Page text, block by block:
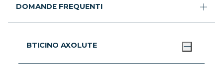
DOMANDE FREQUENTI
BTICINO AXOLUTE